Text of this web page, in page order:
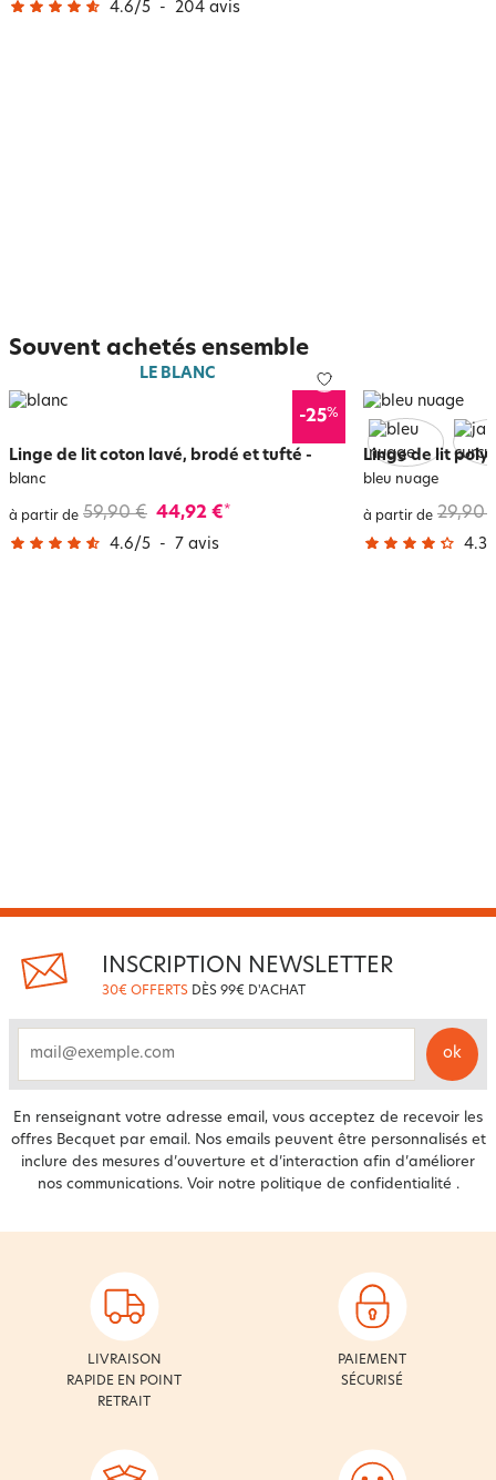
4.6/5 - 204 avis
Souvent achetés ensemble
LE BLANC
-25%
Linge de lit coton lavé, brodé et tufté -
blanc
à partir de 59,90 € 44,92 €*
4.6/5 - 7 avis
Linge de lit
bleu nuage
à partir de 29,90
4.3
INSCRIPTION NEWSLETTER
30€ OFFERTS DÈS 99€ D'ACHAT
ok
En renseignant votre adresse email, vous acceptez de recevoir les
offres Becquet par email. Nos emails peuvent être personnalisés et
inclure des mesures d’ouverture et d’interaction afin d’améliorer
nos communications. Voir notre politique de confidentialité .
LIVRAISON
RAPIDE EN POINT
RETRAIT
PAIEMENT
SÉCURISÉ